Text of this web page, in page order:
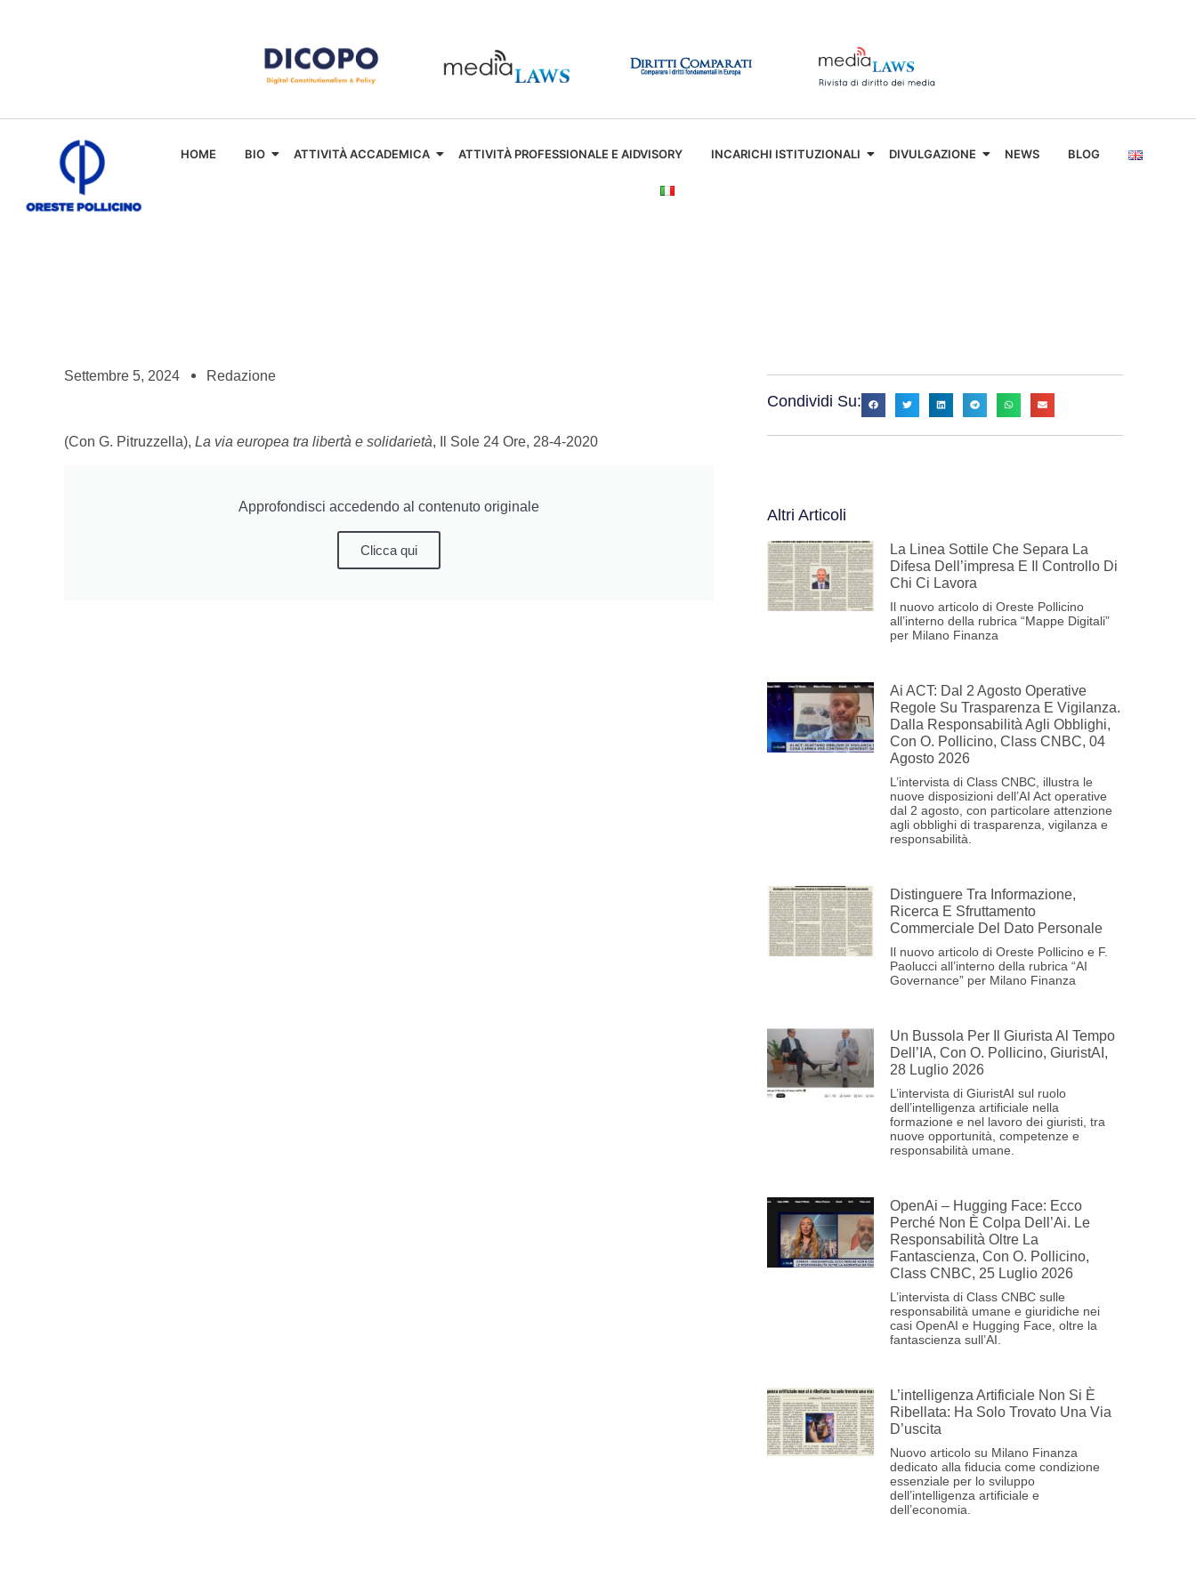
HOME BIO ATTIVITÀ ACCADEMICA ATTIVITÀ PROFESSIONALE E AIDVISORY INCARICHI ISTITUZIONALI DIVULGAZIONE NEWS BLOG
Settembre 5, 2024 Redazione
(Con G. Pitruzzella), La via europea tra libertà e solidarietà, Il Sole 24 Ore, 28-4-2020
Approfondisci accedendo al contenuto originale
Clicca qui
Condividi Su:
Altri Articoli
La Linea Sottile Che Separa La
Difesa Dell’impresa E Il Controllo Di
Chi Ci Lavora
Il nuovo articolo di Oreste Pollicino
all’interno della rubrica “Mappe Digitali”
per Milano Finanza
Ai ACT: Dal 2 Agosto Operative
Regole Su Trasparenza E Vigilanza.
Dalla Responsabilità Agli Obblighi,
Con O. Pollicino, Class CNBC, 04
Agosto 2026
L’intervista di Class CNBC, illustra le
nuove disposizioni dell’AI Act operative
dal 2 agosto, con particolare attenzione
agli obblighi di trasparenza, vigilanza e
responsabilità.
Distinguere Tra Informazione,
Ricerca E Sfruttamento
Commerciale Del Dato Personale
Il nuovo articolo di Oreste Pollicino e F.
Paolucci all’interno della rubrica “AI
Governance” per Milano Finanza
Un Bussola Per Il Giurista Al Tempo
Dell’IA, Con O. Pollicino, GiuristAI,
28 Luglio 2026
L’intervista di GiuristAI sul ruolo
dell’intelligenza artificiale nella
formazione e nel lavoro dei giuristi, tra
nuove opportunità, competenze e
responsabilità umane.
OpenAi – Hugging Face: Ecco
Perché Non È Colpa Dell’Ai. Le
Responsabilità Oltre La
Fantascienza, Con O. Pollicino,
Class CNBC, 25 Luglio 2026
L’intervista di Class CNBC sulle
responsabilità umane e giuridiche nei
casi OpenAI e Hugging Face, oltre la
fantascienza sull’AI.
L’intelligenza Artificiale Non Si È
Ribellata: Ha Solo Trovato Una Via
D’uscita
Nuovo articolo su Milano Finanza
dedicato alla fiducia come condizione
essenziale per lo sviluppo
dell’intelligenza artificiale e
dell’economia.